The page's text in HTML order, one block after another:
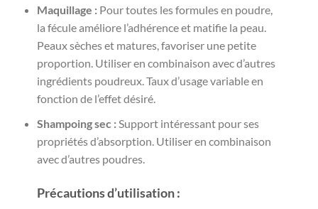
Maquillage : Pour toutes les formules en poudre,
la fécule améliore l’adhérence et matifie la peau.
Peaux sèches et matures, favoriser une petite
proportion. Utiliser en combinaison avec d’autres
ingrédients poudreux. Taux d’usage variable en
fonction de l’effet désiré.
Shampoing sec :Support intéressant pour ses
propriétés d’absorption. Utiliser en combinaison
avec d’autres poudres.
Précautions d’utilisation :